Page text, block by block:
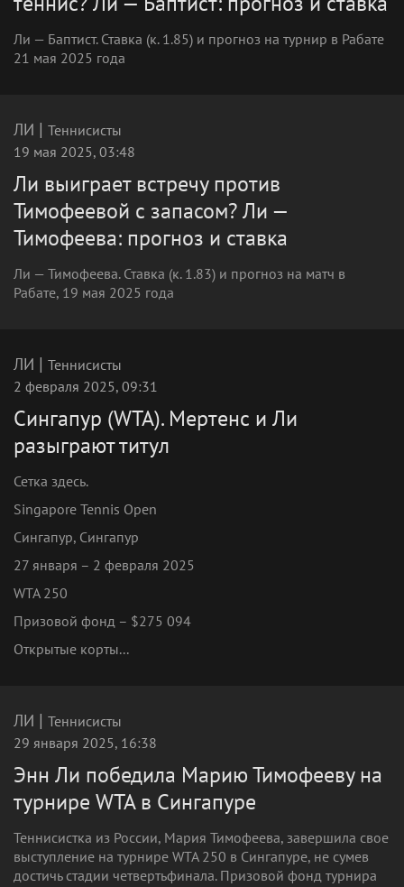
Ли — Баптист. Ставка (к. 1.85) и прогноз на турнир в Рабате
21 мая 2025 года
ЛИ | Теннисисты
19 мая 2025, 03:48
Ли выиграет встречу против
Тимофеевой с запасом? Ли —
Тимофеева: прогноз и ставка
Ли — Тимофеева. Ставка (к. 1.83) и прогноз на матч в
Рабате, 19 мая 2025 года
ЛИ | Теннисисты
2 февраля 2025, 09:31
Сингапур (WTA). Мертенс и Ли
разыграют титул
Сетка здесь.
Singapore Tennis Open
Сингапур, Сингапур
27 января – 2 февраля 2025
WTA 250
Призовой фонд – $275 094
Открытые корты...
ЛИ | Теннисисты
29 января 2025, 16:38
Энн Ли победила Марию Тимофееву на
турнире WTA в Сингапуре
Теннисистка из России, Мария Тимофеева, завершила свое
выступление на турнире WTA 250 в Сингапуре, не сумев
достичь стадии четвертьфинала. Призовой фонд турнира